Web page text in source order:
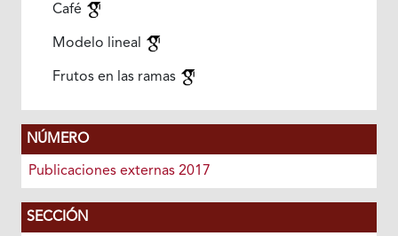
Café
Modelo lineal
Frutos en las ramas
NÚMERO
Publicaciones externas 2017
SECCIÓN